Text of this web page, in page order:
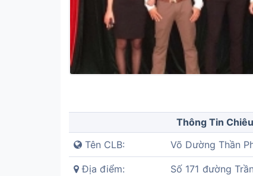
Thông Tin
Tên CLB:
Võ Dường Thần
Địa điểm:
Số 171 đường